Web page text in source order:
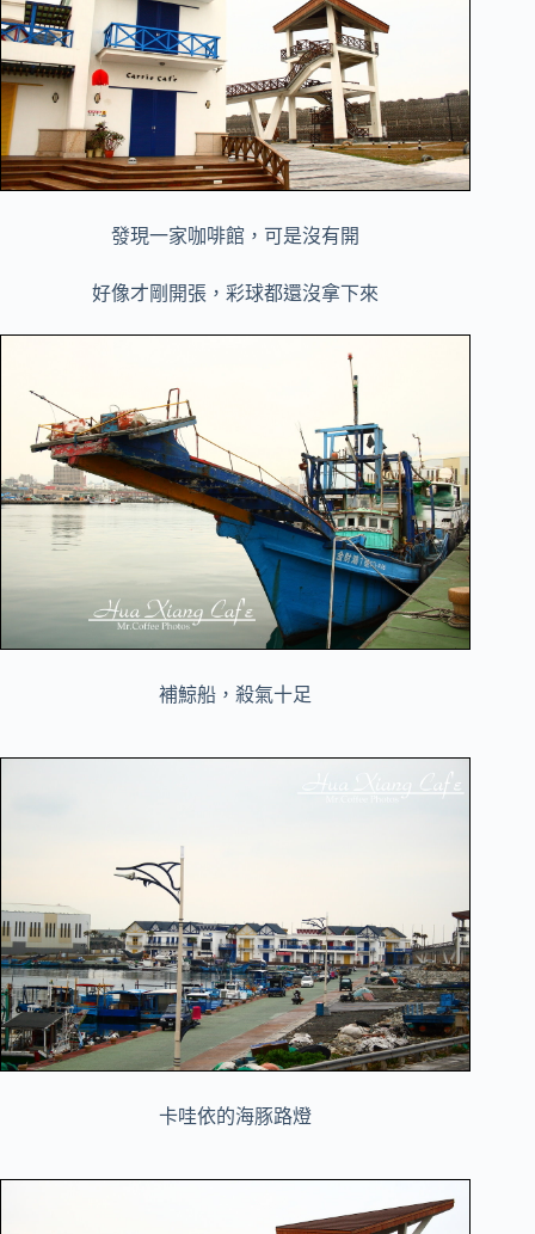
發現一家咖啡館，可是沒有開
好像才剛開張，彩球都還沒拿下來
補鯨船，殺氣十足
卡哇依的海豚路燈